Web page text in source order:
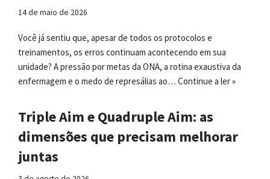
14 de maio de 2026
Você já sentiu que, apesar de todos os protocolos e
treinamentos, os erros continuam acontecendo em sua
unidade? A pressão por metas da ONA, a rotina exaustiva da
enfermagem e o medo de represálias ao… Continue a ler »
Triple Aim e Quadruple Aim: as
dimensões que precisam melhorar
juntas